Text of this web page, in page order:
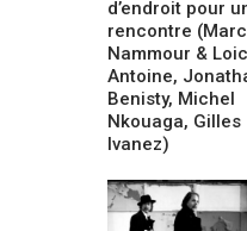
d’endroit pour
rencontre (Marc
Nammour & Loic
Antoine,
Benisty, Michel
Nkouaga, Gilles
Ivanez)